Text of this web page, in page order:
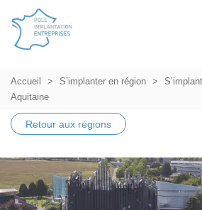
Accueil S’implanter en région
Aquitaine
Retour aux régions